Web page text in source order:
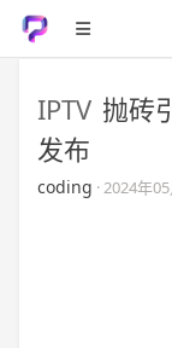
IPTV 抛砖
发布
coding ·2024年